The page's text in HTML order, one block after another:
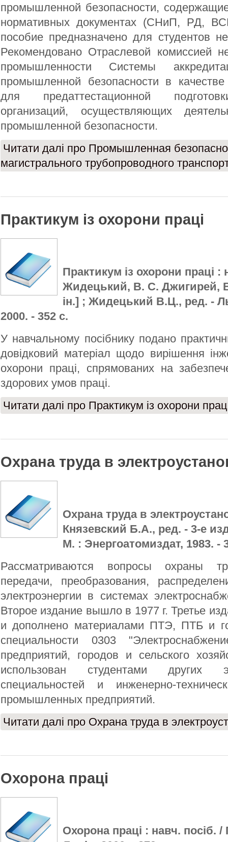
промышленной безопасности,
нормативных документах (СНиП, РД,
пособие предназначено для студентов
Рекомендовано Отраслевой комиссией
промышленности Системы
промышленной безопасности в
для предаттестационной
организаций, осуществляющих
промышленной безопасности.
Читати далі про Промышленная
магистрального трубопроводного
Практикум із охорони праці
Практикум із охорони праці :
Жидецький, В. С. Джигирей,
ін.] ; Жидецький В.Ц., ред. -
2000. - 352 с.
У навчальному посібнику подано
довідковий матеріал щодо вирішення
охорони праці, спрямованих на
здорових умов праці.
Читати далі про Практикум із охорони
Охрана труда в
Охрана труда в
Князевский Б.А., ред. - 3-е
М. : Энергоатомиздат, 1983. -
Рассматриваются вопросы охраны
передачи, преобразования,
электроэнергии в системах
Второе издание вышло в 1977 г. Третье
и дополнено материалами ПТЭ, ПТБ и
специальности 0303
предприятий, городов и сельского
использован студентами других
специальностей и инженерно-
промышленных предприятий.
Читати далі про Охрана труда в
Охорона праці
Охорона праці : навч. посіб.